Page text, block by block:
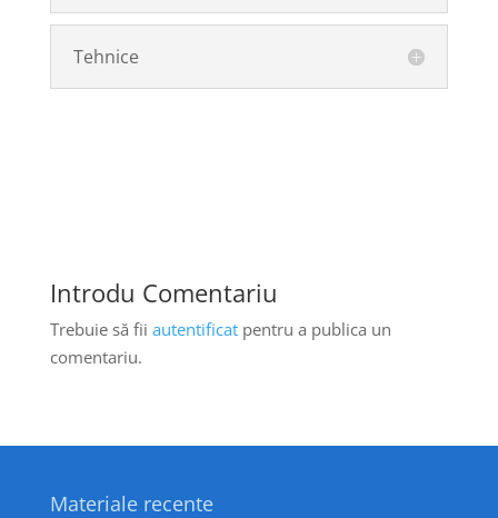
Tehnice
Introdu Comentariu
Trebuie să fii autentificatpentru a publica un
comentariu.
Materiale recente